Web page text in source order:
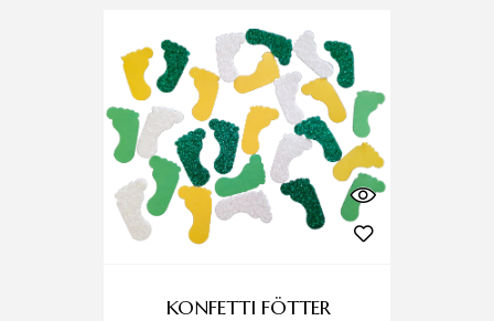
KONFETTI FÖTTER